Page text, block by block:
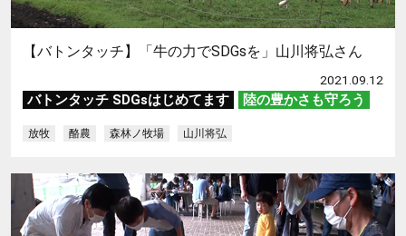
【バトンタッチ】「牛の力でSDGsを」山川将弘さん
2021.09.12
バトンタッチ SDGsはじめてます 陸の豊かさも守ろう
放牧 酪農 森林ノ牧場 山川将弘